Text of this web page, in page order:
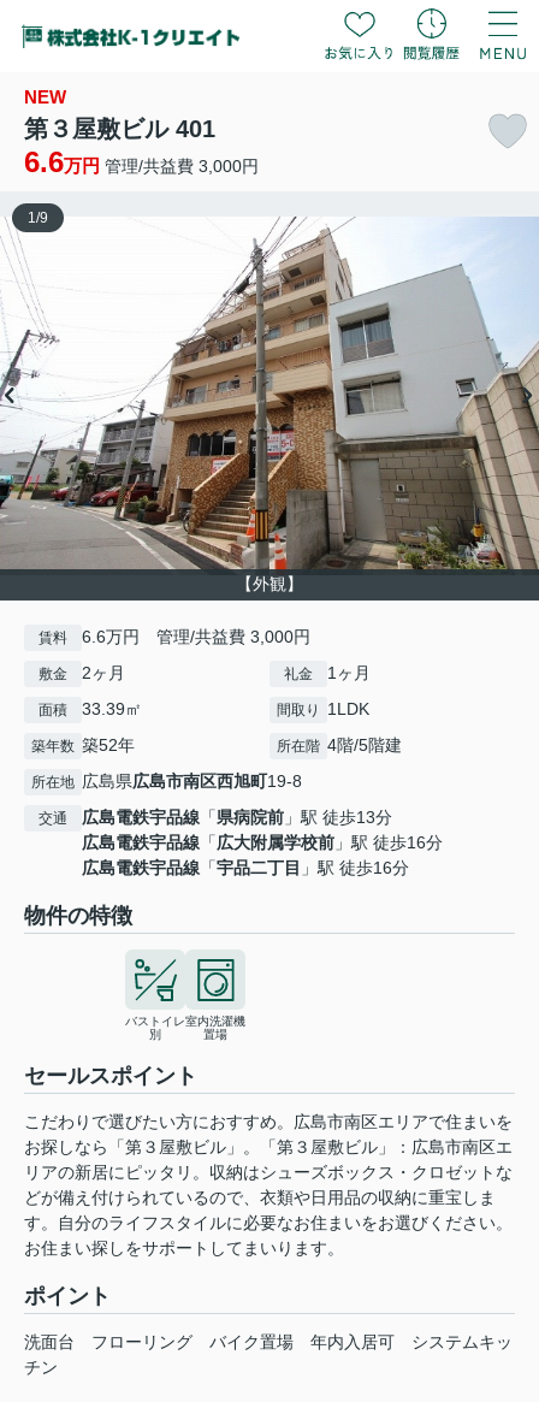
NEW
第３屋敷ビル 401
6.6万円 管理/共益費 3,000円
【外観】
1 /9
賃料 6.6万円 管理/共益費 3,000円
敷金 2ヶ月 礼金 1ヶ月
面積 33.39㎡ 間取り 1LDK
築年数 築52年 所在階 4階/5階建
所在地 広島県広島市南区西旭町19-8
交通 広島電鉄宇品線 「県病院前 」駅 徒歩13分
広島電鉄宇品線 「広大附属学校前 」駅 徒歩16分
広島電鉄宇品線 「宇品二丁目 」駅 徒歩16分
物件の特徴
バストイレ
別
室内洗濯機
置場
セールスポイント
こだわりで選びたい方におすすめ。広島市南区エリアで住まいを
お探しなら「第３屋敷ビル」。「第３屋敷ビル」：広島市南区エ
リアの新居にピッタリ。収納はシューズボックス・クロゼットな
どが備え付けられているので、衣類や日用品の収納に重宝しま
す。自分のライフスタイルに必要なお住まいをお選びください。
お住まい探しをサポートしてまいります。
ポイント
洗面台 フローリング バイク置場 年内入居可
システムキッ
チン